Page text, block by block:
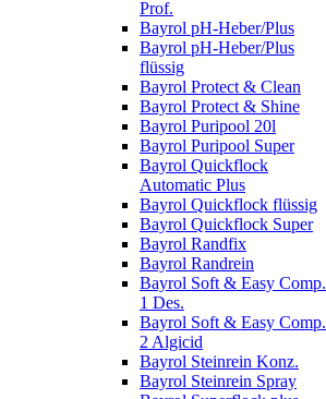
Prof.
Bayrol pH-Heber/Plus
Bayrol pH-Heber/Plus
flüssig
Bayrol Protect & Clean
Bayrol Protect & Shine
Bayrol Puripool 20l
Bayrol Puripool Super
Bayrol Quickflock
Automatic Plus
Bayrol Quickflock flüssig
Bayrol Quickflock Super
Bayrol Randfix
Bayrol Randrein
Bayrol Soft & Easy Comp.
1 Des.
Bayrol Soft & Easy Comp.
2 Algicid
Bayrol Steinrein Konz.
Bayrol Steinrein Spray